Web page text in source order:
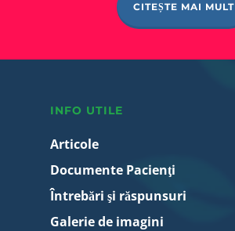
CITEȘTE MAI MULT
INFO UTILE
Articole
Documente Pacienţi
Întrebări şi răspunsuri
Galerie de imagini